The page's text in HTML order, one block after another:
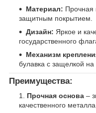
Материал: Прочная
защитным покрытием.
Дизайн: Яркое и
государственного
Механизм
булавка с защелкой на
Преимущества:
Прочная основа –
качественного